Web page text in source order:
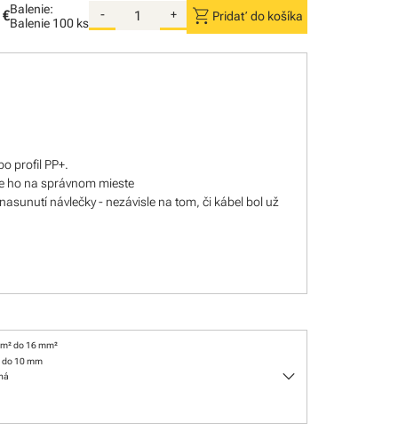
Balenie:
Balenie 100 ks
- + shopping_cart Pridať do košíka
profil PP+.
ho na správnom mieste
návlečky - nezávisle na tom, či kábel bol už
do 16 mm²
do 10 mm
keyboard_arrow_down